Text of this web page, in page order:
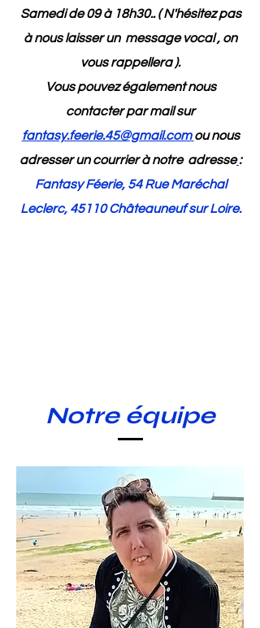
Samedi de 09 à 18h30.. ( N'hésitez pas
à nous laisser un message vocal , on
vous rappellera ).
Vous pouvez également nous
contacter par mail sur
fantasy.feerie.45@gmail.com ou nous
adresser un courrier à notre adresse :
Fantasy Féerie, 54 Rue Maréchal
Leclerc, 45110 Châteauneuf sur Loire.
Notre équipe